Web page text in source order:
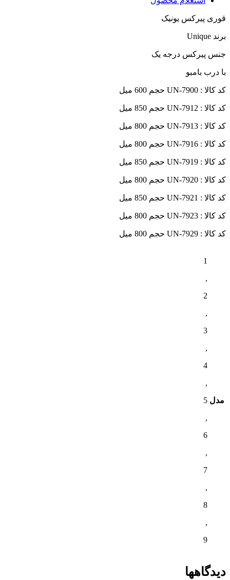
قوری پیرکس یونیک
برند Unique
جنس پیرکس درجه یک
با درب بامبو
کد کالا : UN-7900 حجم 600 میل
کد کالا : UN-7912 حجم 850 میل
کد کالا : UN-7913 حجم 800 میل
کد کالا : UN-7916 حجم 800 میل
کد کالا : UN-7919 حجم 850 میل
کد کالا : UN-7920 حجم 800 میل
کد کالا : UN-7921 حجم 850 میل
کد کالا : UN-7923 حجم 800 میل
کد کالا : UN-7929 حجم 800 میل
مدل
1
,
2
,
3
,
4
,
5
,
6
,
7
,
8
,
9
دیدگاهها